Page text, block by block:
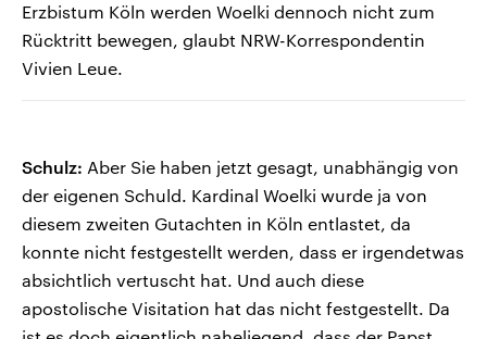
Erzbistum Köln werden Woelki dennoch nicht zum
Rücktritt bewegen, glaubt NRW-Korrespondentin
Vivien Leue.
Schulz: Aber Sie haben jetzt gesagt, unabhängig von
der eigenen Schuld. Kardinal Woelki wurde ja von
diesem zweiten Gutachten in Köln entlastet, da
konnte nicht festgestellt werden, dass er irgendetwas
absichtlich vertuscht hat. Und auch diese
apostolische Visitation hat das nicht festgestellt. Da